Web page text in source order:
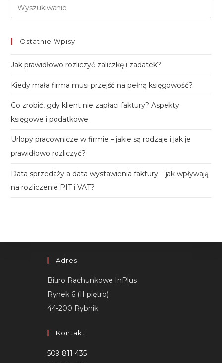
Ostatnie Wpisy
Jak prawidłowo rozliczyć zaliczkę i zadatek?
Kiedy mała firma musi przejść na pełną księgowość?
Co zrobić, gdy klient nie zapłaci faktury? Aspekty
księgowe i podatkowe
Urlopy pracownicze w firmie – jakie są rodzaje i jak je
prawidłowo rozliczyć?
Data sprzedaży a data wystawienia faktury – jak wpływają
na rozliczenie PIT i VAT?
Adres
Biuro Rachunkowe InPlus
Rynek 6 (II piętro)
44-200 Rybnik
Kontakt
509 811 435